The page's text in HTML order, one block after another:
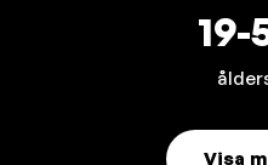
19-
Visa